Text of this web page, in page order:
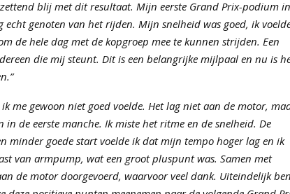
blij met dit resultaat. Mijn eerste Grand Prix-podium
genoten van het rijden. Mijn snelheid was goed, ik
de hele dag met de kopgroep mee te kunnen strijden. Een
die mij steunt. Dit is een belangrijke mijlpaal en nu is
me gewoon niet goed voelde. Het lag niet aan de motor,
de eerste manche. Ik miste het ritme en de snelheid. De
minder goede start voelde ik dat mijn tempo hoger lag en ik
van armpump, wat een groot pluspunt was. Samen met
de motor doorgevoerd, waarvoor veel dank. Uiteindelijk